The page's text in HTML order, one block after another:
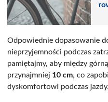
Odpowiednie dopasowanie
nieprzyjemności podczas
pamiętajmy, aby między
przynajmniej 10 cm, co
dyskomfortowi podczas jazdy.